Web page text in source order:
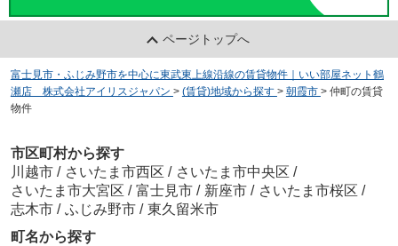
ページトップへ
富士見市・ふじみ野市を中心に東武東上線沿線の賃貸物件｜いい部屋ネット鶴
瀬店 株式会社アイリスジャパン > (賃貸)地域から探す > 朝霞市 > 仲町の賃貸
物件
市区町村から探す
川越市 / さいたま市西区 / さいたま市中央区 /
さいたま市大宮区 / 富士見市 / 新座市 / さいたま市桜区 /
志木市 / ふじみ野市 / 東久留米市
町名から探す